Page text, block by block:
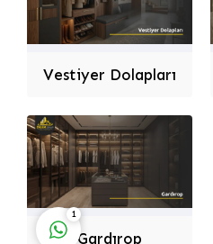
Vestiyer Dolapları
Gardırop
1